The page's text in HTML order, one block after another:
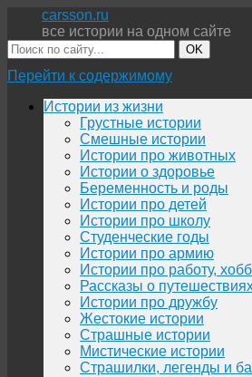
carsson.ru
все истории на одном сайте
OK
Перейти к содержимому
Истории из жизни
Грустные истории
Смешные истории
Истории про животных
Истории о здоровье
Беременность и роды
Истории про детей
Истории про школу
Студенческие годы
Истории про армию
Истории про работу,
Рассказы о
Истории про дружбу
Жестокие истории
Страшные истории
Мистические истории
Страшилки, легенды и